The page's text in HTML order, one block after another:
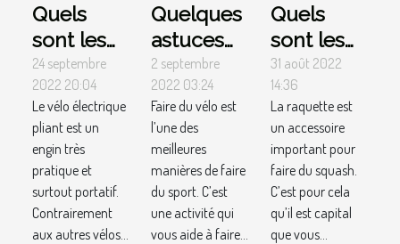
Quels
sont les
avantages
d'un vélo
électrique
pliant ?
24 septembre
2022 20:04
Le vélo électrique
pliant est un
engin très
pratique et
surtout portatif.
Contrairement
aux autres vélos...
Quelques
astuces
pour
choisir un
vélo de
course
2 septembre
2022 03:24
Faire du vélo est
l’une des
meilleures
manières de faire
du sport. C’est
une activité qui
vous aide à faire...
Quels
sont les
critères
pour
choisir
une
raquette
de squash
?
31 août 2022
14:36
La raquette est
un accessoire
important pour
faire du squash.
C’est pour cela
qu’il est capital
que vous...